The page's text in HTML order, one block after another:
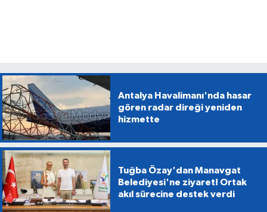
Antalya Havalimanı'nda hasar
gören radar direği yeniden
hizmette
Tuğba Özay'dan Manavgat
Belediyesi'ne ziyaret! Ortak
akıl sürecine destek verdi